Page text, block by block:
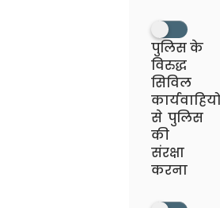
पुलिस के
विरुद्ध
सिविल
कार्यवाहियों
से पुलिस
की
संरक्षा
करना